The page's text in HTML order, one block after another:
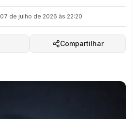
07 de julho de 2026 às 22:20
Compartilhar